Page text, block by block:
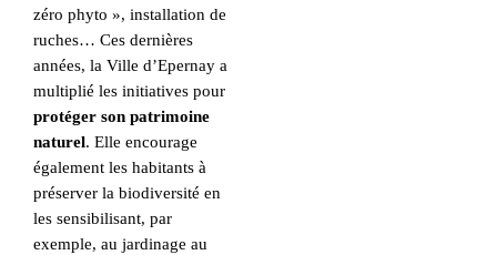
zéro phyto », installation de
ruches… Ces dernières
années, la Ville d’Epernay a
multiplié les initiatives pour
protéger son patrimoine
naturel. Elle encourage
également les habitants à
préserver la biodiversité en
les sensibilisant, par
exemple, au jardinage au